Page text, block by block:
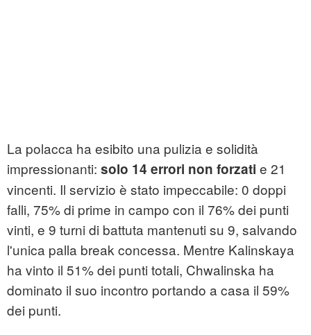
La polacca ha esibito una pulizia e solidità
impressionanti: solo 14 errori non forzati e 21
vincenti. Il servizio è stato impeccabile: 0 doppi
falli, 75% di prime in campo con il 76% dei punti
vinti, e 9 turni di battuta mantenuti su 9, salvando
l'unica palla break concessa. Mentre Kalinskaya
ha vinto il 51% dei punti totali, Chwalinska ha
dominato il suo incontro portando a casa il 59%
dei punti.